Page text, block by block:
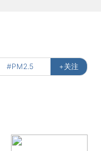
#PM2.5 +关注